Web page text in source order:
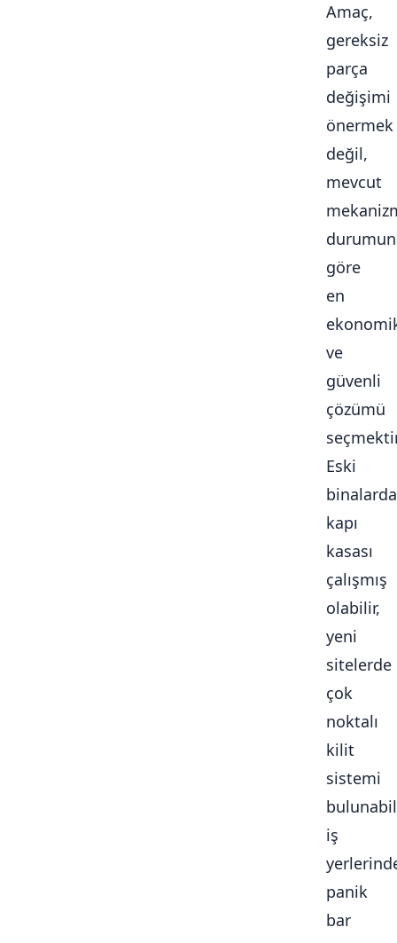
Amaç,
gereksiz
parça
değişimi
önermek
değil,
mevcut
göre
en
ve
güvenli
çözümü
Eski
binalarda
kapı
kasası
çalışmış
olabilir,
yeni
sitelerde
çok
noktalı
kilit
sistemi
iş
panik
bar